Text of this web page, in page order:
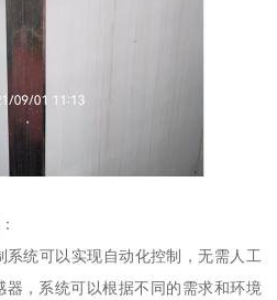
系统可以实现自动化控制，无需人工
，系统可以根据不同的需求和环境